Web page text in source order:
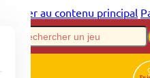
Passer au contenu principal